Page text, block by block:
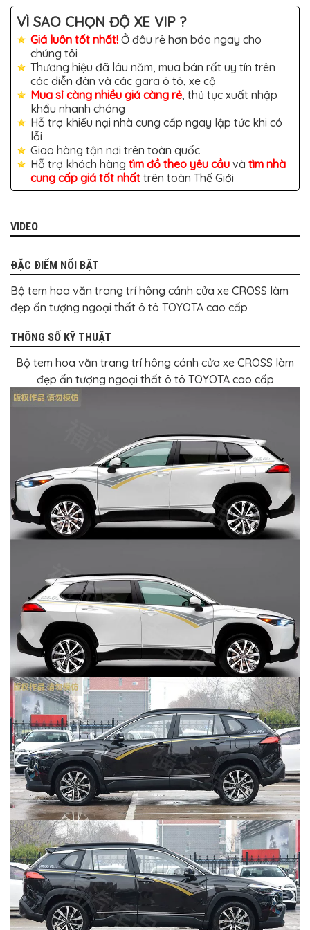
TÔ
ĐỒ
CHƠI
XE
HƠI
MỚI
NHẤT
ĐỒ
CHƠI
XE
HƠI
CAO
CẤP
ĐỒ
CHƠI
DÁN
Ô
TÔ
ISUZU
BỌC
DA
Ô
TÔ
PHỤ
KIỆN
XE
ĐẠP
CÔNG
NGHỆ
KHÁC
VÌ SAO CHỌN ĐỘ XE VIP ?
Giá luôn tốt nhất! Ở đâu rẻ hơn báo ngay cho
chúng tôi
Thương hiệu đã lâu năm, mua bán rất uy tín trên
các diễn đàn và các gara ô tô, xe cộ
Mua sỉ càng nhiều giá càng rẻ, thủ tục xuất nhập
khẩu nhanh chóng
Hỗ trợ khiếu nại nhà cung cấp ngay lập tức khi có
lỗi
Giao hàng tận nơi trên toàn quốc
Hỗ trợ khách hàng tìm đồ theo yêu cầu và tìm nhà
cung cấp giá tốt nhất trên toàn Thế Giới
VIDEO
ĐẶC ĐIỂM NỔI BẬT
Bộ tem hoa văn trang trí hông cánh cửa xe CROSS làm
đẹp ấn tượng ngoại thất ô tô TOYOTA cao cấp
THÔNG SỐ KỸ THUẬT
Bộ tem hoa văn trang trí hông cánh cửa xe CROSS làm
đẹp ấn tượng ngoại thất ô tô TOYOTA cao cấp